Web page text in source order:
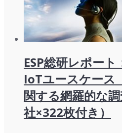
ESP総研レポー
IoTユースケース
関する網羅的な
社×322枚付き）